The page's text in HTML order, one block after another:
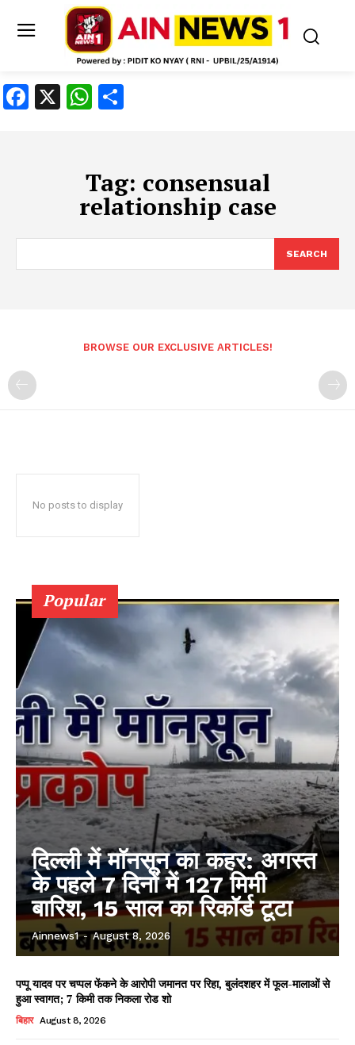
Facebook
X WhatsApp
Tag: consensual
relationship case
SEARCH
BROWSE OUR EXCLUSIVE ARTICLES!
No posts to display
Popular
दिल्ली में मॉनसून का कहर: अगस्त
के पहले 7 दिनों में 127 मिमी
बारिश, 15 साल का रिकॉर्ड टूटा
Ainnews1 - August 8, 2026
पप्पू यादव पर चप्पल फेंकने के आरोपी जमानत पर रिहा, बुलंदशहर में फूल-मालाओं से
हुआ स्वागत; 7 किमी तक निकला रोड शो
बिहार August 8, 2026